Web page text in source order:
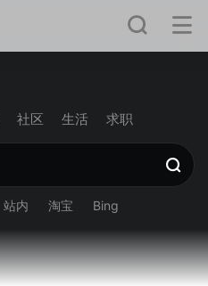
社区 生活 求职
站内 淘宝 Bing